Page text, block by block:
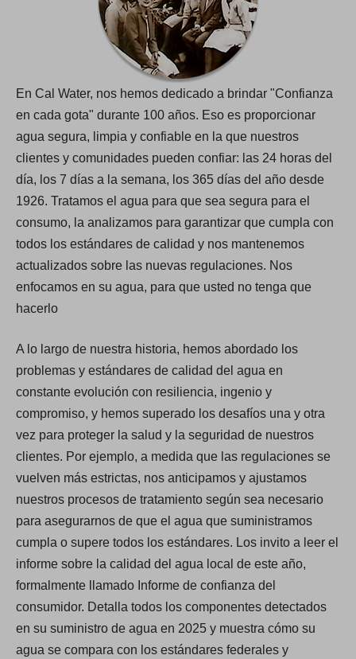
En Cal Water, nos hemos dedicado a brindar "Confianza
en cada gota​​​​​​​" durante 100 años. Eso es proporcionar
agua segura, limpia y confiable en la que nuestros
clientes y comunidades pueden confiar: las 24 horas del
día, los 7 días a la semana, los 365 días del año desde
1926. Tratamos el agua para que sea segura para el
consumo, la analizamos para garantizar que cumpla con
todos los estándares de calidad y nos mantenemos
actualizados sobre las nuevas regulaciones. Nos
enfocamos en su agua, para que usted no tenga que
hacerlo
A lo largo de nuestra historia, hemos abordado los
problemas y estándares de calidad del agua en
constante evolución con resiliencia, ingenio y
compromiso, y hemos superado los desafíos una y otra
vez para proteger la salud y la seguridad de nuestros
clientes. Por ejemplo, a medida que las regulaciones se
vuelven más estrictas, nos anticipamos y ajustamos
nuestros procesos de tratamiento según sea necesario
para asegurarnos de que el agua que suministramos
cumpla o supere todos los estándares. Los invito a leer el
informe sobre la calidad del agua local de este año,
formalmente llamado Informe de confianza del
consumidor. Detalla todos los componentes detectados
en su suministro de agua en 2025 y muestra cómo su
agua se compara con los estándares federales y